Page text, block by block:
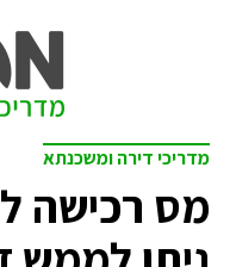
מדריכי דירה ומשכנתא
מס רכישה